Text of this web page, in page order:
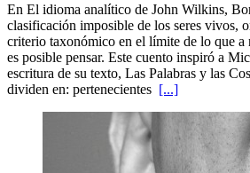
En El idioma analítico de John Wilkins,
clasificación imposible de los seres vivos,
criterio taxonómico en el límite de lo que a
es posible pensar. Este cuento inspiró a
escritura de su texto, Las Palabras y las
dividen en: pertenecientes [...]